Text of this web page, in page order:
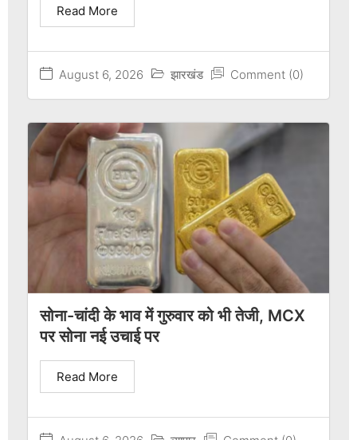
August 6, 2026 झारखंड Comment (0)
Read More
सोना-चांदी के भाव में गुरुवार को भी तेजी, MCX
पर सोना नई उचाई पर
Read More